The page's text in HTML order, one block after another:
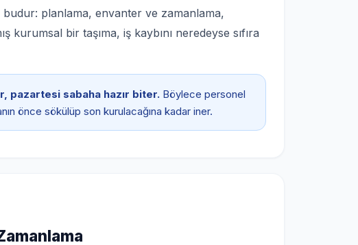
planlama, envanter ve zamanlama,
kurumsal bir taşıma, iş kaybını neredeyse sıfıra
pazartesi sabaha hazır biter. Böylece personel
önce sökülüp son kurulacağına kadar iner.